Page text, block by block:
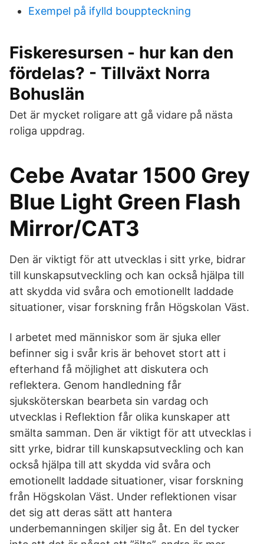
Exempel på ifylld bouppteckning
Fiskeresursen - hur kan den
fördelas? - Tillväxt Norra
Bohuslän
Det är mycket roligare att gå vidare på nästa
roliga uppdrag.
Cebe Avatar 1500 Grey
Blue Light Green Flash
Mirror/CAT3
Den är viktigt för att utvecklas i sitt yrke, bidrar
till kunskapsutveckling och kan också hjälpa till
att skydda vid svåra och emotionellt laddade
situationer, visar forskning från Högskolan Väst.
I arbetet med människor som är sjuka eller
befinner sig i svår kris är behovet stort att i
efterhand få möjlighet att diskutera och
reflektera. Genom handledning får
sjuksköterskan bearbeta sin vardag och
utvecklas i Reflektion får olika kunskaper att
smälta samman. Den är viktigt för att utvecklas i
sitt yrke, bidrar till kunskapsutveckling och kan
också hjälpa till att skydda vid svåra och
emotionellt laddade situationer, visar forskning
från Högskolan Väst. Under reflektionen visar
det sig att deras sätt att hantera
underbemanningen skiljer sig åt. En del tycker